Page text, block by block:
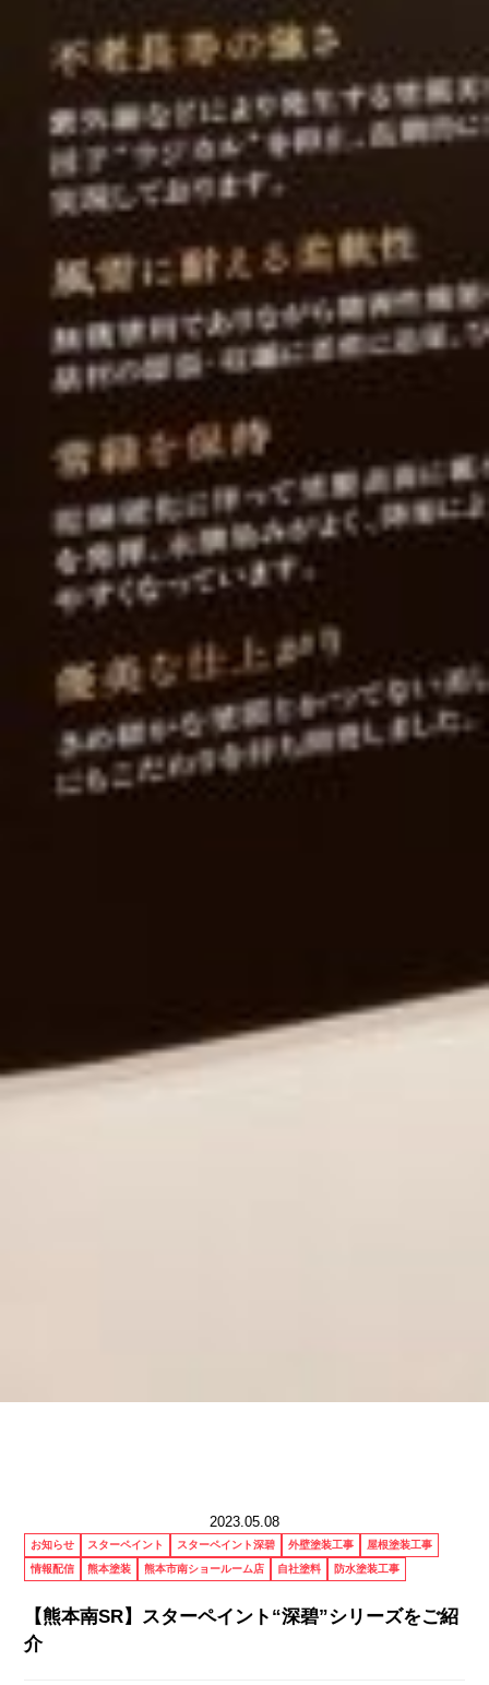
2023.05.08
お知らせ スターペイント スターペイント深碧 外壁塗装工事
屋根塗装工事
情報配信
熊本塗装 熊本市南ショールーム店 自社塗料 防水塗装工事
【熊本南SR】スターペイント“深碧”シリーズをご紹
介